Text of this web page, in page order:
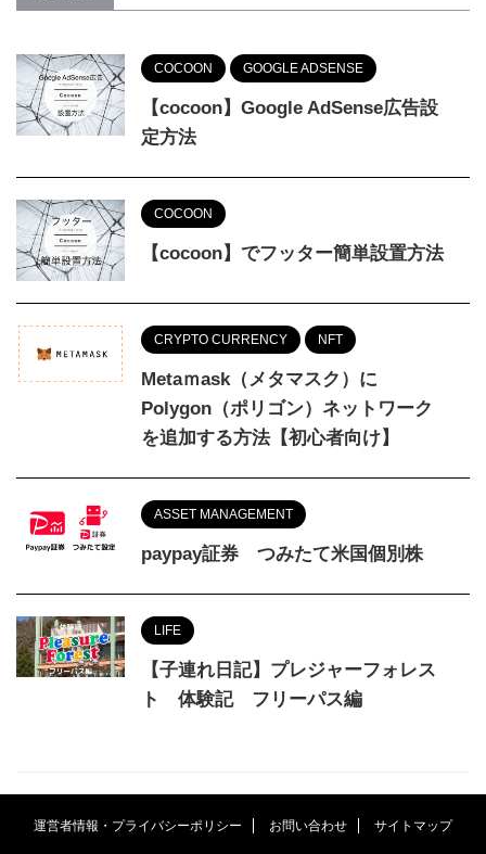
COCOON GOOGLE ADSENSE
【cocoon】Google AdSense広告設
定方法
COCOON
【cocoon】でフッター簡単設置方法
CRYPTO CURRENCY NFT
Metaｍask（メタマスク）に
Polygon（ポリゴン）ネットワーク
を追加する方法【初心者向け】
ASSET MANAGEMENT
paypay証券 つみたて米国個別株
LIFE
【子連れ日記】プレジャーフォレス
ト 体験記 フリーパス編
運営者情報・プライバシーポリシー お問い合わせ サイトマップ